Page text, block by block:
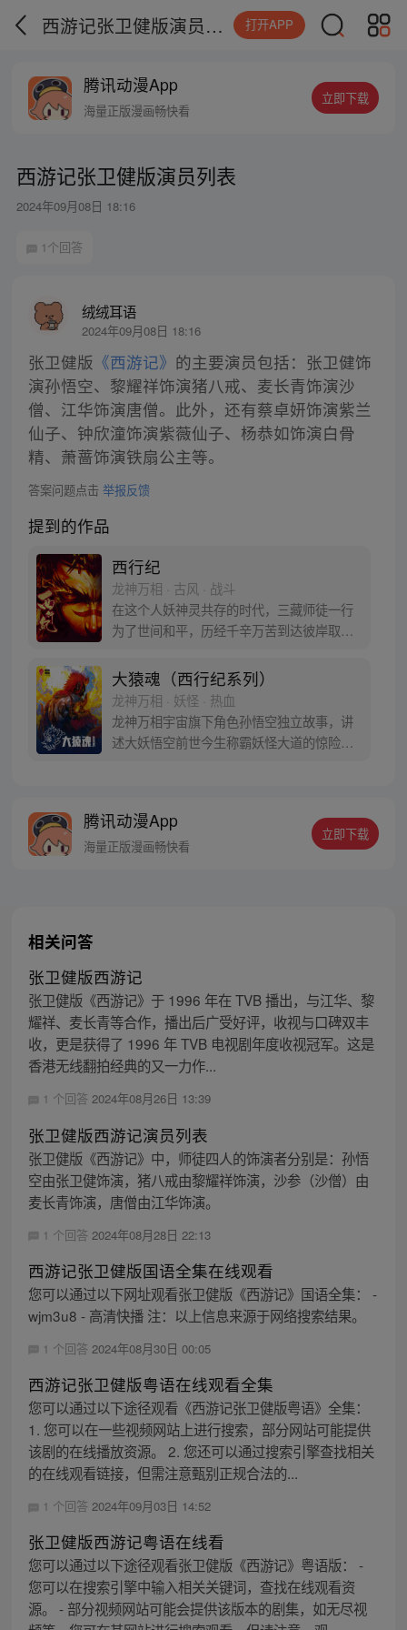
西游记张卫健版演员列表 打开APP
腾讯动漫App
海量正版漫画畅快看
立即下载
西游记张卫健版演员列表
2024年09月08日 18:16
1个回答
绒绒耳语
2024年09月08日 18:16
张卫健版 《西游记》 的主要演员包括：张卫健饰
演孙悟空、黎耀祥饰演猪八戒、麦长青饰演沙
僧、江华饰演唐僧。此外，还有蔡卓妍饰演紫兰
仙子、钟欣潼饰演紫薇仙子、杨恭如饰演白骨
精、萧蔷饰演铁扇公主等。
答案问题点击 举报反馈
提到的作品
西行纪
龙神万相 · 古风 · 战斗
在这个人妖神灵共存的时代，三藏师徒一行
为了世间和平，历经千辛万苦到达彼岸取
变得美好….随着阴谋慢慢揭露，暗魂四起,
为了让“永恒之火”重新归位，小狼妖白狼不
辞万难，找到唐三藏大法师，和他一起重新
寻回徒弟们，组成全新“西行小队”，再度踏
上西行之旅……
大猿魂（西行纪系列）
龙神万相 · 妖怪 · 热血
龙神万相宇宙旗下角色孙悟空独立故事，讲
述大妖悟空前世今生称霸妖怪大道的惊险历
人…六十年后，他再次破石而出，背负着守
护族人的希望和信念打败了妖怪大道的霸
腾讯动漫App
海量正版漫画畅快看
立即下载
相关问答
张卫健版西游记
张卫健版《西游记》于 1996 年在 TVB 播出，与江华、黎
耀祥、麦长青等合作，播出后广受好评，收视与口碑双丰
收，更是获得了 1996 年 TVB 电视剧年度收视冠军。这是
香港无线翻拍经典的又一力作...
1 个回答 2024年08月26日 13:39
张卫健版西游记演员列表
张卫健版《西游记》中，师徒四人的饰演者分别是：孙悟
空由张卫健饰演，猪八戒由黎耀祥饰演，沙参（沙僧）由
麦长青饰演，唐僧由江华饰演。
1 个回答 2024年08月28日 22:13
西游记张卫健版国语全集在线观看
您可以通过以下网址观看张卫健版《西游记》国语全集： -
wjm3u8 - 高清快播 注：以上信息来源于网络搜索结果。
1 个回答 2024年08月30日 00:05
西游记张卫健版粤语在线观看全集
您可以通过以下途径观看《西游记张卫健版粤语》全集：
1. 您可以在一些视频网站上进行搜索，部分网站可能提供
该剧的在线播放资源。 2. 您还可以通过搜索引擎查找相关
的在线观看链接，但需注意甄别正规合法的...
1 个回答 2024年09月03日 14:52
张卫健版西游记粤语在线看
您可以通过以下途径观看张卫健版《西游记》粤语版： -
您可以在搜索引擎中输入相关关键词，查找在线观看资
源。 - 部分视频网站可能会提供该版本的剧集，如无尽视